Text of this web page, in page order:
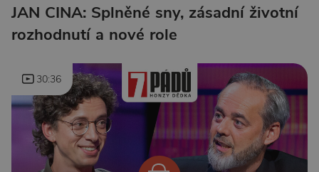
JAN CINA: Splněné sny, zásadní životní
rozhodnutí a nové role
30:36